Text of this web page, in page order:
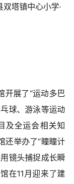
塔镇中心小学·
开展了“运动多巴
球、游泳等运动
及全运会相关知
还举办了“瞳瞳计
镜头捕捉成长瞬
在11月迎来了建